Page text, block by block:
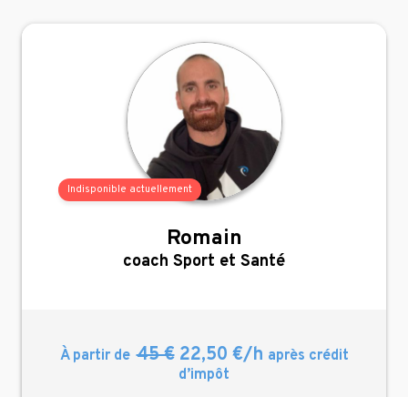
Indisponible actuellement
Romain
,
coach Sport et Santé
À partir de 45 €22,50 €/h après crédit
d’impôt